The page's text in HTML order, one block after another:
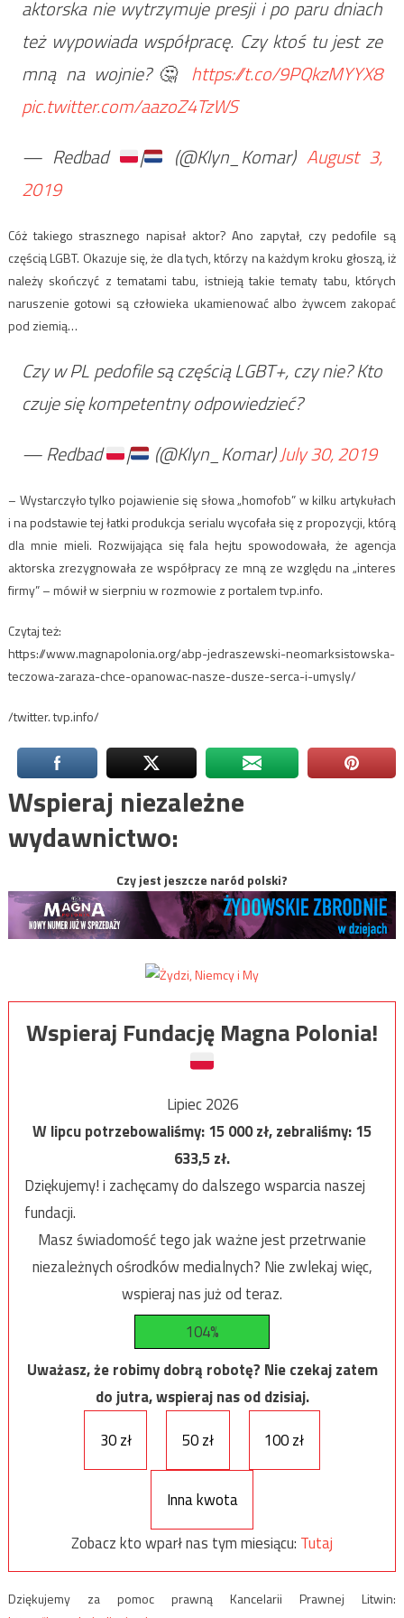
aktorska nie wytrzymuje presji i po paru dniach
też wypowiada współpracę. Czy ktoś tu jest ze
mną na wojnie?🤔 https://t.co/9PQkzMYYX8
pic.twitter.com/aazoZ4TzWS
— Redbad
| (@Klyn_Komar) August 3,
2019
Cóż takiego strasznego napisał aktor? Ano zapytał, czy pedofile są
częścią LGBT. Okazuje się, że dla tych, którzy na każdym kroku głoszą, iż
należy skończyć z tematami tabu, istnieją takie tematy tabu, których
naruszenie gotowi są człowieka ukamienować albo żywcem zakopać
pod ziemią…
Czy w PL pedofile są częścią LGBT+, czy nie? Kto
czuje się kompetentny odpowiedzieć?
— Redbad
| (@Klyn_Komar)July 30, 2019
– Wystarczyło tylko pojawienie się słowa „homofob” w kilku artykułach
i na podstawie tej łatki produkcja serialu wycofała się z propozycji, którą
dla mnie mieli. Rozwijająca się fala hejtu spowodowała, że agencja
aktorska zrezygnowała ze współpracy ze mną ze względu na „interes
firmy” – mówił w sierpniu w rozmowie z portalem tvp.info.
Czytaj też:
https://www.magnapolonia.org/abp-jedraszewski-neomarksistowska-
teczowa-zaraza-chce-opanowac-nasze-dusze-serca-i-umysly/
/twitter. tvp.info/
Wspieraj niezależne
wydawnictwo:
Czy jest jeszcze naród polski?
Wspieraj Fundację Magna Polonia!
Lipiec 2026
W lipcu potrzebowaliśmy:15 000zł, zebraliśmy:15
633,5zł.
Dziękujemy! i zachęcamy do dalszego wsparcia naszej
fundacji.
Masz świadomość tego jak ważne jest przetrwanie
niezależnych ośrodków medialnych? Nie zwlekaj więc,
wspieraj nas już od teraz.
104%
Uważasz, że robimy dobrą robotę? Nie czekaj zatem
do jutra, wspieraj nas od dzisiaj.
30 zł
50 zł 100 zł
Inna kwota
Zobacz kto wparł nas tym miesiącu: Tutaj
Dziękujemy za pomoc prawną Kancelarii Prawnej Litwin: